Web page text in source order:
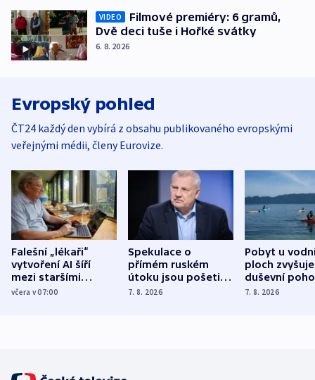
VIDEO
Filmové premiéry: 6 gramů,
Dvě deci tuše i Hořké svátky
6. 8. 2026
Evropský pohled
ČT24 každý den vybírá z obsahu publikovaného evropskými
veřejnými médii, členy Eurovize.
Falešní „lékaři“
vytvoření AI šíří
mezi staršími
Poláky nebezpečné
včera v 07:00
Spekulace o
přímém ruském
útoku jsou pošetilé,
míní estonský
7. 8. 2026
Pobyt u
ploch zvyšuje
duševní
ukázala
7. 8. 2026